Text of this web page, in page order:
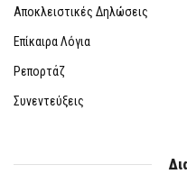
Αποκλειστικές Δηλώσεις
Επίκαιρα Λόγια
Ρεπορτάζ
Συνεντεύξεις